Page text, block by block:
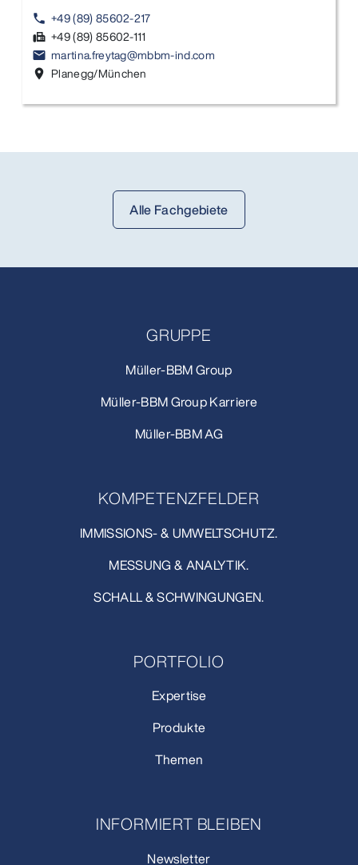
phone +49 (89) 85602-217
fax +49 (89) 85602-111
email martina.freytag@mbbm-ind.com
location_on Planegg/München
Alle Fachgebiete
GRUPPE
Müller-BBM Group
Müller-BBM Group Karriere
Müller-BBM AG
KOMPETENZFELDER
IMMISSIONS- & UMWELTSCHUTZ.
MESSUNG & ANALYTIK.
SCHALL & SCHWINGUNGEN.
PORTFOLIO
Expertise
Produkte
Themen
INFORMIERT BLEIBEN
Newsletter